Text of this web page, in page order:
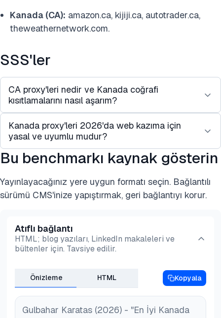
Kanada (CA): amazon.ca, kijiji.ca, autotrader.ca,
theweathernetwork.com.
SSS'ler
CA proxy'leri nedir ve Kanada coğrafi
kısıtlamalarını nasıl aşarım?
Bir “CA proxy”si, size Kanadalı bir IP adresi veren
bir sunucudur. Coğrafi kısıtlamaları aşmak için,
yazılımınızı veya tarayıcınızı istekleri bu sunucu
üzerinden gönderecek şekilde ayarlayın.
Web siteleri, sizin yerinize proxy'nin Toronto veya
Vancouver gibi konumunu görecektir.
Kanada proxy'leri 2026'da web kazıma için
yasal ve uyumlu mudur?
Kanada'da, iki ana yasal kurala uyduğunuz sürece,
pazar araştırması, fiyat izleme ve SEO denetimi
gibi işlemler için proxy'leri
yasal olarak
kullanabilirsiniz:
Belgeler Yasası, izin alınmadan kişisel olarak
tanımlanabilir bilgilerin (PII) kazınmasını yasaklar.
Yasası: Telif hakkı ile korunan “yaratıcı
Bu benchmarkı kaynak gösterin
Yayınlayacağınız yere uygun formatı seçin. Bağlantılı
sürümü CMS'inize yapıştırmak, geri bağlantıyı korur.
Atıflı bağlantı
HTML; blog yazıları, LinkedIn makaleleri ve
bültenler için. Tavsiye edilir.
Önizleme HTML Kopyala
Gulbahar Karatas (2026) - "En İyi Kanada